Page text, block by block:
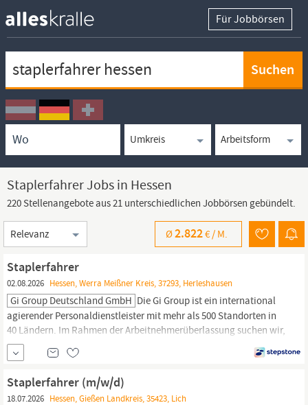
Für Jobbörsen
Ortssuche
Umkreissuche
Arbeitsform
Staplerfahrer Jobs in Hessen
220 Stellenangebote aus 21 unterschiedlichen Jobbörsen gebündelt.
Sortierung
Ø2.822€ / M.
Staplerfahrer
02.08.2026 Hessen, Werra Meißner Kreis, 37293, Herleshausen
Gi Group Deutschland GmbH Die Gi Group ist ein international
agierender Personaldienstleister mit mehr als 500 Standorten in
40 Ländern. Im Rahmen der Arbeitnehmerüberlassung suchen wir,
zum nächstmöglichen Zeitpunkt, für unseren Kunden Maersk in
Herleshausen, einen
Ein- und Auslagerung von
Waren unter Nutzung von Schubmaststaplern Scannen der
Wareneingänge und
Staplerfahrer (m/w/d)
18.07.2026 Hessen, Gießen Landkreis, 35423, Lich